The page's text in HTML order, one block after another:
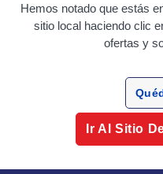
Sensores de
Cuadrícula
Hemos notado que estás
sitio local haciendo clic
ofertas y
Ir Al Sitio